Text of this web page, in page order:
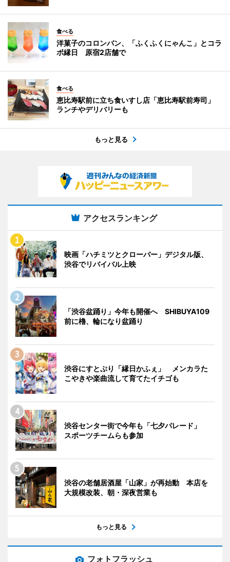
食べる
洋菓子のコロンバン、「ふくふくにゃんこ」とコラ
ボ縁日 原宿2店舗で
食べる
恵比寿駅前に立ち食いすし店「恵比寿駅前寿司」
ランチやデリバリーも
もっと見る
アクセスランキング
映画「ハチミツとクローバー」デジタル版、
渋谷でリバイバル上映
「渋谷盆踊り」今年も開催へ SHIBUYA109
前に櫓、輪になり盆踊り
渋谷にすとぷり「縁日かふぇ」 メンカラた
こやきや楽曲流して育てたイチゴも
渋谷センター街で今年も「七夕パレード」
スポーツチームらも参加
渋谷の老舗居酒屋「山家」が再始動 本店を
大規模改装、朝・深夜営業も
もっと見る
フォトフラッシュ